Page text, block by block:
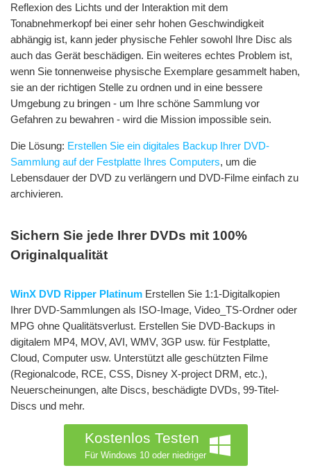
Reflexion des Lichts und der Interaktion mit dem
Tonabnehmerkopf bei einer sehr hohen Geschwindigkeit
abhängig ist, kann jeder physische Fehler sowohl Ihre Disc als
auch das Gerät beschädigen. Ein weiteres echtes Problem ist,
wenn Sie tonnenweise physische Exemplare gesammelt haben,
sie an der richtigen Stelle zu ordnen und in eine bessere
Umgebung zu bringen - um Ihre schöne Sammlung vor
Gefahren zu bewahren - wird die Mission impossible sein.
Die Lösung: Erstellen Sie ein digitales Backup Ihrer DVD-
Sammlung auf der Festplatte Ihres Computers, um die
Lebensdauer der DVD zu verlängern und DVD-Filme einfach zu
archivieren.
Sichern Sie jede Ihrer DVDs mit 100%
Originalqualität
WinX DVD Ripper Platinum Erstellen Sie 1:1-Digitalkopien
Ihrer DVD-Sammlungen als ISO-Image, Video_TS-Ordner oder
MPG ohne Qualitätsverlust. Erstellen Sie DVD-Backups in
digitalem MP4, MOV, AVI, WMV, 3GP usw. für Festplatte,
Cloud, Computer usw. Unterstützt alle geschützten Filme
(Regionalcode, RCE, CSS, Disney X-project DRM, etc.),
Neuerscheinungen, alte Discs, beschädigte DVDs, 99-Titel-
Discs und mehr.
Kostenlos Testen
Für Windows 10 oder niedriger